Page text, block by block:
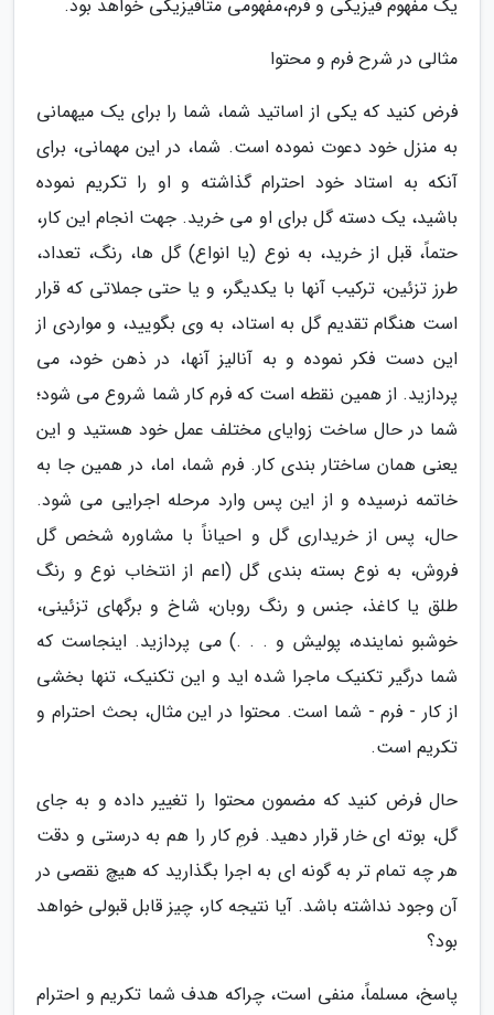
یک مفهوم فیزیکی و فرم،مفهومی متافیزیکی خواهد بود.
مثالی در شرح فرم و محتوا
فرض کنید که یکی از اساتید شما، شما را برای یک میهمانی
به منزل خود دعوت نموده است. شما، در این مهمانی، برای
آنکه به استاد خود احترام گذاشته و او را تکریم نموده
باشید، یک دسته گل برای او می خرید. جهت انجام این کار،
حتماً، قبل از خرید، به نوع (یا انواع) گل ها، رنگ، تعداد،
طرز تزئین، ترکیب آنها با یکدیگر، و یا حتی جملاتی که قرار
است هنگام تقدیم گل به استاد، به وی بگویید، و مواردی از
این دست فکر نموده و به آنالیز آنها، در ذهن خود، می
پردازید. از همین نقطه است که فرم کار شما شروع می شود؛
شما در حال ساخت زوایای مختلف عمل خود هستید و این
یعنی همان ساختار بندی کار. فرم شما، اما، در همین جا به
خاتمه نرسیده و از این پس وارد مرحله اجرایی می شود.
حال، پس از خریداری گل و احیاناً با مشاوره شخص گل
فروش، به نوع بسته بندی گل (اعم از انتخاب نوع و رنگ
طلق یا کاغذ، جنس و رنگ روبان، شاخ و برگهای تزئینی،
خوشبو نماینده، پولیش و . . .) می پردازید. اینجاست که
شما درگیر تکنیک ماجرا شده اید و این تکنیک، تنها بخشی
از کار - فرم - شما است. محتوا در این مثال، بحث احترام و
تکریم است.
حال فرض کنید که مضمون محتوا را تغییر داده و به جای
گل، بوته ای خار قرار دهید. فرمِ کار را هم به درستی و دقت
هر چه تمام تر به گونه ای به اجرا بگذارید که هیچ نقصی در
آن وجود نداشته باشد. آیا نتیجه کار، چیز قابل قبولی خواهد
بود؟
پاسخ، مسلماً، منفی است، چراکه هدف شما تکریم و احترام